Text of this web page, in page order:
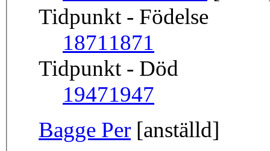
Tidpunkt - Födelse
18711871
Tidpunkt - Död
19471947
Bagge Per [anställd]